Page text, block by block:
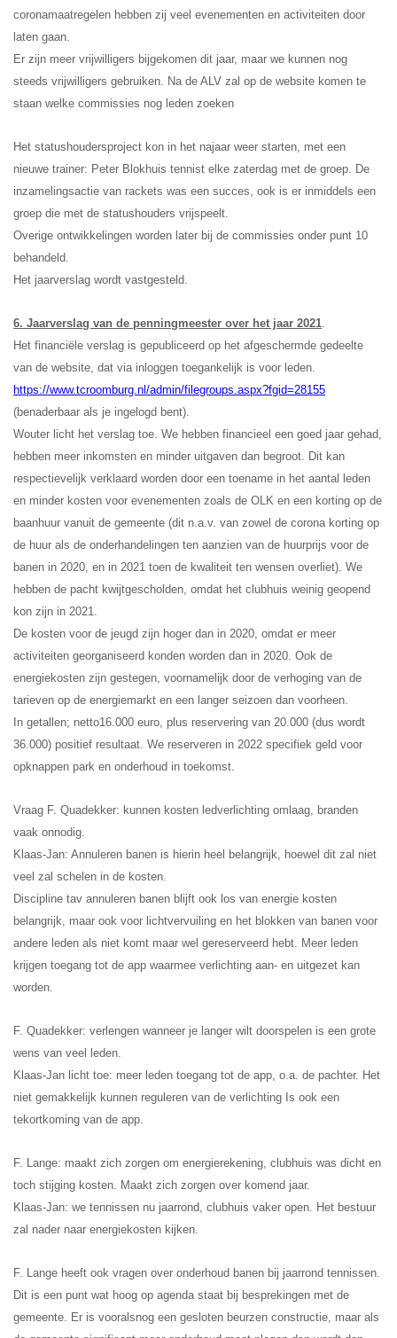
coronamaatregelen hebben zij veel evenementen en activiteiten door
laten gaan.
Er zijn meer vrijwilligers bijgekomen dit jaar, maar we kunnen nog
steeds vrijwilligers gebruiken. Na de ALV zal op de website komen te
staan welke commissies nog leden zoeken
Het statushoudersproject kon in het najaar weer starten, met een
nieuwe trainer: Peter Blokhuis tennist elke zaterdag met de groep. De
inzamelingsactie van rackets was een succes, ook is er inmiddels een
groep die met de statushouders vrijspeelt.
Overige ontwikkelingen worden later bij de commissies onder punt 10
behandeld.
Het jaarverslag wordt vastgesteld.
6. Jaarverslag van de penningmeester over het jaar 2021.
Het financiële verslag is gepubliceerd op het afgeschermde gedeelte
van de website, dat via inloggen toegankelijk is voor leden.
https://www.tcroomburg.nl/admin/filegroups.aspx?fgid=28155
(benaderbaar als je ingelogd bent).
Wouter licht het verslag toe. We hebben financieel een goed jaar gehad,
hebben meer inkomsten en minder uitgaven dan begroot. Dit kan
respectievelijk verklaard worden door een toename in het aantal leden
en minder kosten voor evenementen zoals de OLK en een korting op de
baanhuur vanuit de gemeente (dit n.a.v. van zowel de corona korting op
de huur als de onderhandelingen ten aanzien van de huurprijs voor de
banen in 2020, en in 2021 toen de kwaliteit ten wensen overliet). We
hebben de pacht kwijtgescholden, omdat het clubhuis weinig geopend
kon zijn in 2021.
De kosten voor de jeugd zijn hoger dan in 2020, omdat er meer
activiteiten georganiseerd konden worden dan in 2020. Ook de
energiekosten zijn gestegen, voornamelijk door de verhoging van de
tarieven op de energiemarkt en een langer seizoen dan voorheen.
In getallen; netto16.000 euro, plus reservering van 20.000 (dus wordt
36.000) positief resultaat. We reserveren in 2022 specifiek geld voor
opknappen park en onderhoud in toekomst.
Vraag F. Quadekker: kunnen kosten ledverlichting omlaag, branden
vaak onnodig.
Klaas-Jan: Annuleren banen is hierin heel belangrijk, hoewel dit zal niet
veel zal schelen in de kosten.
Discipline tav annuleren banen blijft ook los van energie kosten
belangrijk, maar ook voor lichtvervuiling en het blokken van banen voor
andere leden als niet komt maar wel gereserveerd hebt. Meer leden
krijgen toegang tot de app waarmee verlichting aan- en uitgezet kan
worden.
F. Quadekker: verlengen wanneer je langer wilt doorspelen is een grote
wens van veel leden.
Klaas-Jan licht toe: meer leden toegang tot de app, o.a. de pachter. Het
niet gemakkelijk kunnen reguleren van de verlichting Is ook een
tekortkoming van de app.
F. Lange: maakt zich zorgen om energierekening, clubhuis was dicht en
toch stijging kosten. Maakt zich zorgen over komend jaar.
Klaas-Jan: we tennissen nu jaarrond, clubhuis vaker open. Het bestuur
zal nader naar energiekosten kijken.
F. Lange heeft ook vragen over onderhoud banen bij jaarrond tennissen.
Dit is een punt wat hoog op agenda staat bij besprekingen met de
gemeente. Er is vooralsnog een gesloten beurzen constructie, maar als